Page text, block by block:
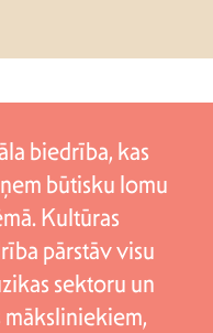
biedrība, kas
būtisku lomu
Kultūras
pārstāv visu
sektoru un